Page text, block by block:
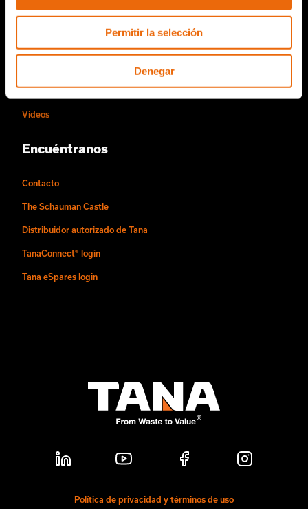
Permitir la selección
Denegar
La forma de trabajar de Tana
Personas y oportunidades laborales
Vídeos
Encuéntranos
Contacto
The Schauman Castle
Distribuidor autorizado de Tana
TanaConnect® login
Tana eSpares login
Política de privacidad y términos de uso